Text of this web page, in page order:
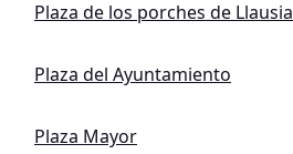
Plaza de los porches de Llausia
Plaza del Ayuntamiento
Plaza Mayor